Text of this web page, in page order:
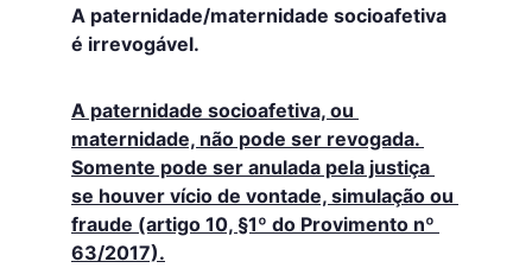
A paternidade/maternidade socioafetiva
é irrevogável.
A paternidade socioafetiva, ou
maternidade, não pode ser revogada.
Somente pode ser anulada pela justiça
se houver vício de vontade, simulação ou
fraude (artigo 10, §1º do Provimento nº
63/2017).